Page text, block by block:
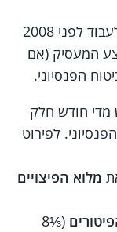
פיצויי פיטורים שיש לשלם לעובד שהחל לעבוד לפני 2008
המעסיק (אם
הפנסיוני.
מדי חודש חלק
לפירוט
מלוא הפיצויים
(⅓8